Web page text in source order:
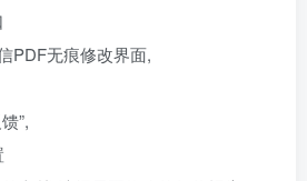
无痕修改界面,
”,